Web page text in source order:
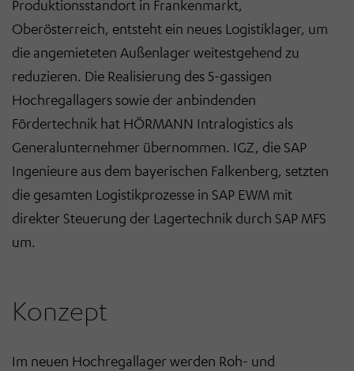
Produktionsstandort in Frankenmarkt,
Oberösterreich, entsteht ein neues Logistiklager, um
die angemieteten Außenlager weitestgehend zu
reduzieren. Die Realisierung des 5-gassigen
Hochregallagers sowie der anbindenden
Fördertechnik hat HÖRMANN Intralogistics als
Generalunternehmer übernommen. IGZ, die SAP
Ingenieure aus dem bayerischen Falkenberg, setzten
die gesamten Logistikprozesse in SAP EWM mit
direkter Steuerung der Lagertechnik durch SAP MFS
um.
Konzept
Im neuen Hochregallager werden Roh- und